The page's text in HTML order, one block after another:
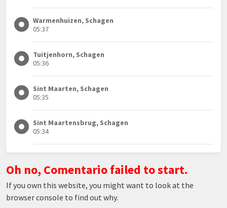
Warmenhuizen, Schagen
05:37
Tuitjenhorn, Schagen
05:36
Sint Maarten, Schagen
05:35
Sint Maartensbrug, Schagen
05:34
Oh no, Comentario failed to start.
If you own this website, you might want to look at the
browser console to find out why.